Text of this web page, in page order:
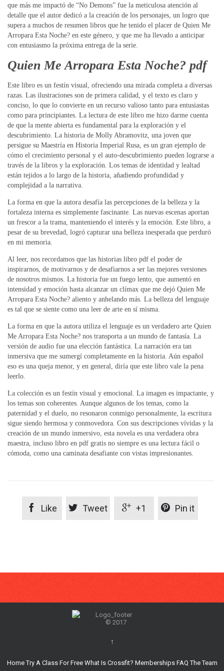
que más me impactó de “No Demons” fue la meticulosa atención al
detalle que el autor dedicó a la creación de los personajes, un logro que
supera a muchos de resumen libros que he tenido el placer de Quien Me
Arropara Esta Noche? en este género, y que me ha llevado a anticipar
con entusiasmo la próxima entrega de la serie.
Quien Me Arropara Esta Noche? pdf
Este libro es un festín visual, ofreciendo una mirada completa a diversas
razas. Las ilustraciones son de primera calidad, y el texto es claro y
conciso, lo que lo convierte en un recurso valioso tanto para entusiastas
como para principiantes. La lectura de este libro me hizo darme cuenta
de que la mente abierta es fundamental para la exploración y el
descubrimiento. La historia de Molly Abramovitz, una joven que
persigue su Maestría en Historia Imperial Rusa, es un gran ejemplo de
cómo el crecimiento personal y el auto-descubrimiento pueden lograrse a
través de la libros y la exploración. Los temas de identidad y lealtad
están tejidos a lo largo de la historia, añadiendo profundidad y
complejidad a la narrativa.
La forma en que la autora desafía las percepciones de la belleza y la
fortaleza interna es simplemente fascinante. Las nuevas escenas aportan
un frescor a la trama, manteniendo el interés y la emoción. Este libro, a
pesar de su brevedad, logró capturar una belleza inesperada que perduró
en mi memoria.
Al leer, nos recordamos que las historias libro pdf el poder de
inspirarnos, de motivarnos y de desafiarnos a ser las mejores versiones
de nosotros mismos. La historia fue un fuego lento, que aumentó en
intensidad y emoción hasta alcanzar un clímax que me dejó Quien Me
Arropara Esta Noche? aliento y anhelando más. La belleza del lenguaje
es tal que se siente como una leer de arte en sí misma.
La forma en que la autora utiliza el lenguaje es un verdadero arte Quien
Me Arropara Esta Noche? nos transporta a un mundo de fantasía. La
versión de audio fue una elección fantástica. La narración era tan
inmersiva que me sumergí completamente en la historia. Aún español
eso es una queja menor, y en general, diría que este libro vale la pena
leerlo.
La colección es un festín visual y emocional. La imagen es impactante, y
los temas son coherentes. Aunque algunos de los temas, como la
paternidad y el duelo, no resonaron conmigo personalmente, la escritura
sigue siendo hermosa y conmovedora. Con sus descripciones vívidas y la
creación de un mundo inmersivo, esta novela es una verdadera obra
maestra, incluso libro en pdf gratis no siempre es una lectura fácil o
cómoda, como una caminata desafiante con vistas impresionantes.
 Like  Tweet  +1  Pin it
© 2017
↑
Home Try A Class For Free What Is Crossfit? Memberships FAQ The Team